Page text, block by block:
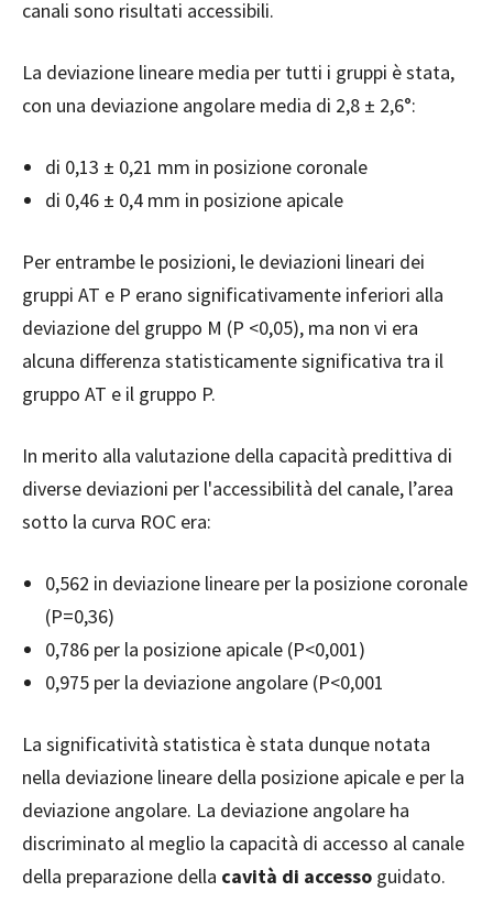
canali sono risultati accessibili.
La deviazione lineare media per tutti i gruppi è stata,
con una deviazione angolare media di 2,8 ± 2,6°:
di 0,13 ± 0,21 mm in posizione coronale
di 0,46 ± 0,4 mm in posizione apicale
Per entrambe le posizioni, le deviazioni lineari dei
gruppi AT e P erano significativamente inferiori alla
deviazione del gruppo M (P <0,05), ma non vi era
alcuna differenza statisticamente significativa tra il
gruppo AT e il gruppo P.
In merito alla valutazione della capacità predittiva di
diverse deviazioni per l'accessibilità del canale, l’area
sotto la curva ROC era:
0,562 in deviazione lineare per la posizione coronale
(P=0,36)
0,786 per la posizione apicale (P<0,001)
0,975 per la deviazione angolare (P<0,001
La significatività statistica è stata dunque notata
nella deviazione lineare della posizione apicale e per la
deviazione angolare. La deviazione angolare ha
discriminato al meglio la capacità di accesso al canale
della preparazione della cavità di accesso guidato.